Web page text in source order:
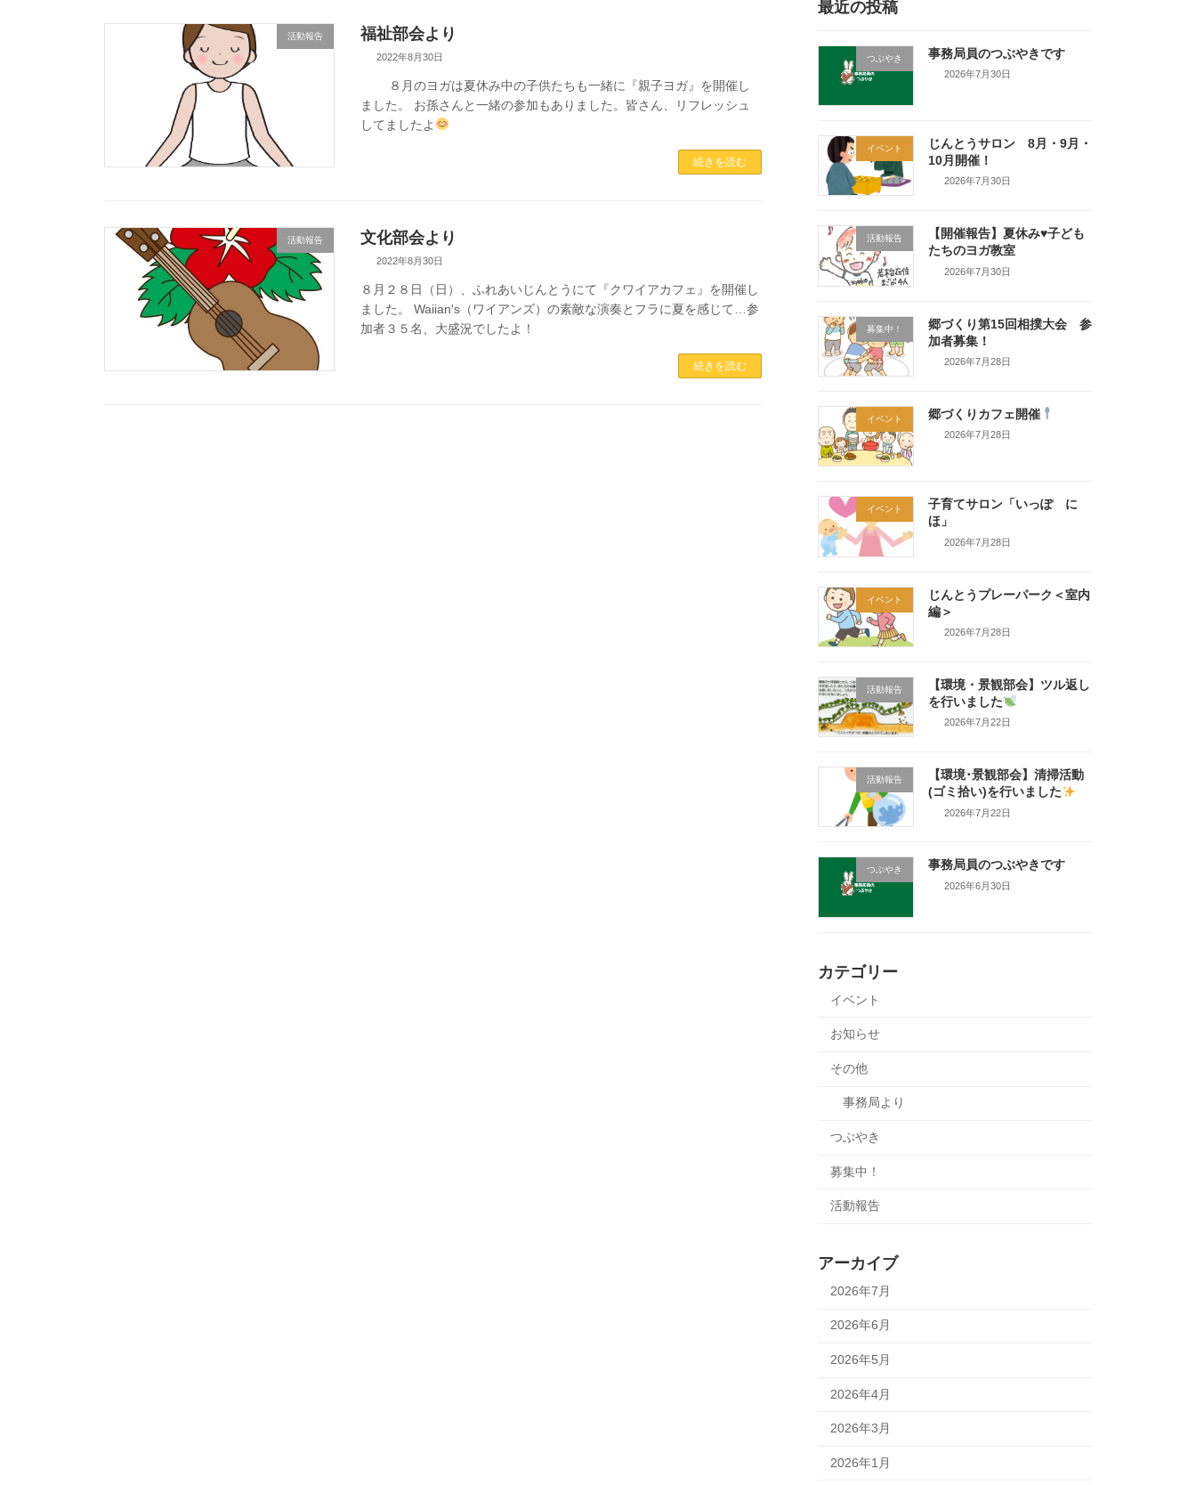
活動報告 福祉部会より
2022年8月30日
８月のヨガは夏休み中の子供たちも一緒に『親子ヨガ』を開催し
ました。 お孫さんと一緒の参加もありました。皆さん、リフレッシュ
してましたよ
続きを読む
活動報告 文化部会より
2022年8月30日
８月２８日（日）、ふれあいじんとうにて『クワイアカフェ』を開催し
ました。 Waiian's（ワイアンズ）の素敵な演奏とフラに夏を感じて…参
加者３５名、大盛況でしたよ！
続きを読む
最近の投稿
つぶやき 事務局員のつぶやきです
2026年7月30日
イベント
じんとうサロン 8月・9月・
10月開催！
2026年7月30日
活動報告
【開催報告】夏休み♥子ども
たちのヨガ教室
2026年7月30日
募集中！
郷づくり第15回相撲大会 参
加者募集！
2026年7月28日
イベント 郷づくりカフェ開催
2026年7月28日
イベント
子育てサロン「いっぽ に
ほ」
2026年7月28日
イベント
じんとうプレーパーク＜室内
編＞
2026年7月28日
活動報告
【環境・景観部会】ツル返し
を行いました
2026年7月22日
活動報告
【環境･景観部会】清掃活動
(ゴミ拾い)を行いました
2026年7月22日
つぶやき 事務局員のつぶやきです
2026年6月30日
カテゴリー
イベント
お知らせ
その他
事務局より
つぶやき
募集中！
活動報告
アーカイブ
2026年7月
2026年6月
2026年5月
2026年4月
2026年3月
2026年1月